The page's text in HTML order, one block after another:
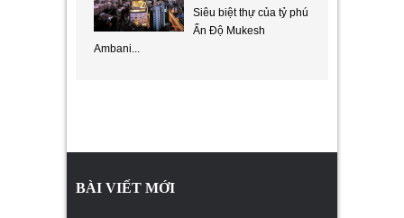
Siêu biệt thự của tỷ phú
Ấn Độ Mukesh
Ambani...
BÀI VIẾT MỚI